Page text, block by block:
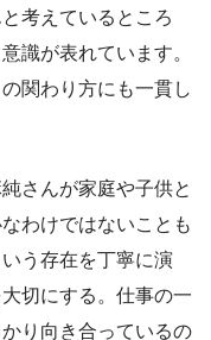
考えているところ
識が表れています。
関わり方にも一貫し
さんが家庭や子供と
わけではないことも
う存在を丁寧に演
切にする。仕事の一
り向き合っているの